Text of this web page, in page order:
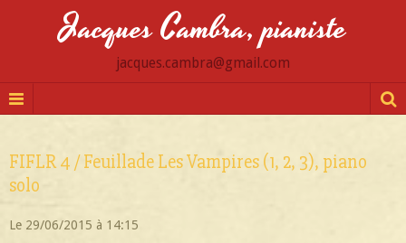
Jacques Cambra, pianiste
jacques.cambra@gmail.com
FIFLR 4 / Feuillade Les Vampires (1, 2, 3), piano
solo
Le 29/06/2015 à 14:15